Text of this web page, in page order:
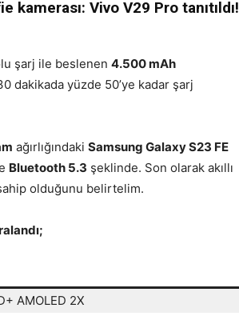
Vivo V29 Pro tanıtıldı!
şarj ile beslenen 4.500 mAh
dakikada yüzde 50’ye kadar şarj
ağırlığındaki Samsung Galaxy S23 FE
Bluetooth 5.3 şeklinde. Son olarak akıllı
olduğunu belirtelim.
AMOLED 2X